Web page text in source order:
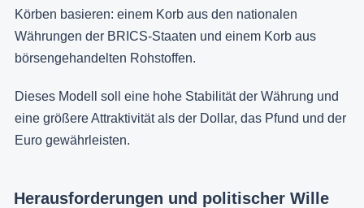
Körben basieren: einem Korb aus den nationalen
Währungen der BRICS-Staaten und einem Korb aus
börsengehandelten Rohstoffen.
Dieses Modell soll eine hohe Stabilität der Währung und
eine größere Attraktivität als der Dollar, das Pfund und der
Euro gewährleisten.
Herausforderungen und politischer Wille